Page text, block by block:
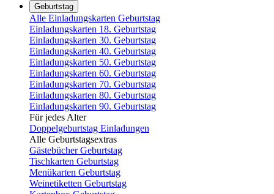
Geburtstag
Alle Einladungskarten Geburtstag
Einladungskarten 18. Geburtstag
Einladungskarten 30. Geburtstag
Einladungskarten 40. Geburtstag
Einladungskarten 50. Geburtstag
Einladungskarten 60. Geburtstag
Einladungskarten 70. Geburtstag
Einladungskarten 80. Geburtstag
Einladungskarten 90. Geburtstag
Für jedes Alter
Doppelgeburtstag Einladungen
Alle Geburtstagsextras
Gästebücher Geburtstag
Tischkarten Geburtstag
Menükarten Geburtstag
Weinetiketten Geburtstag